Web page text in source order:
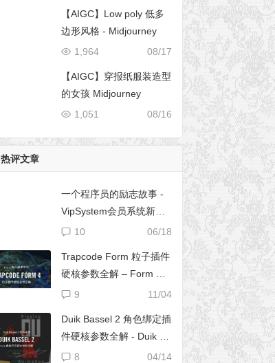
【AIGC】Low poly 低多
边形风格 - Midjourney
08/17
1,964
【AIGC】穿报纸服装造型
的女孩 Midjourney
08/16
1,051
热评文章
一个程序员的励志故事 -
VipSystem会员系统新版
开发
06/18
10
Trapcode Form 粒子插件
硬核参数全解 – Form 完
全使用手册
11/04
9
Duik Bassel 2 角色绑定插
件硬核参数全解 - Duik 16
完全使用手册
04/14
8